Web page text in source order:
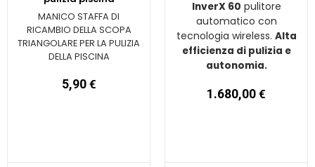
MANICO STAFFA DI
RICAMBIO DELLA SCOPA
TRIANGOLARE PER LA PULIZIA
DELLA PISCINA
5,90 €
InverX 60 pulitore
automatico con
tecnologia wireless. Alta
efficienza di pulizia e
autonomia.
1.680,00 €